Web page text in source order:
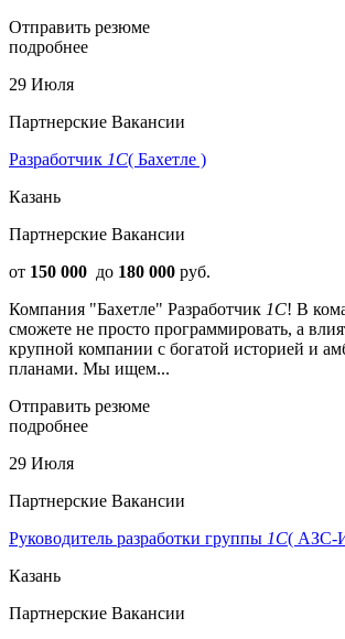
Отправить резюме
подробнее
29 Июля
Партнерские Вакансии
Разработчик 1С( Бахетле )
Казань
Партнерские Вакансии
от 150 000 до 180 000 руб.
Компания "Бахетле" Разработчик 1С! В
сможете не просто программировать, а
крупной компании с богатой историей и
планами. Мы ищем...
Отправить резюме
подробнее
29 Июля
Партнерские Вакансии
Руководитель разработки группы 1С( АЗС-
Казань
Партнерские Вакансии